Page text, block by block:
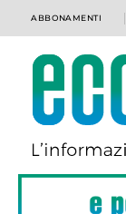
ABBONAMENTI